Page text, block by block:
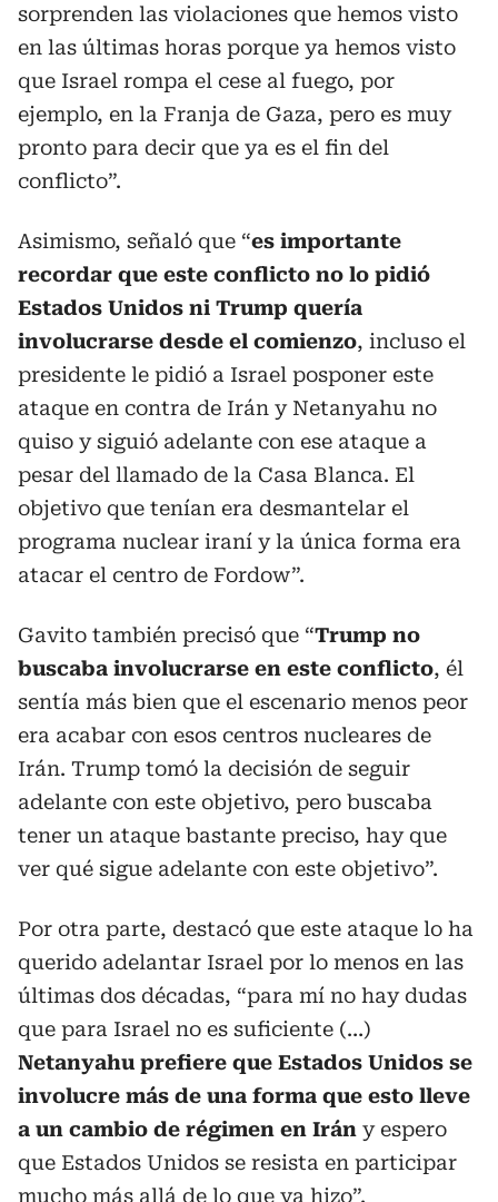
sorprenden las violaciones que hemos visto
en las últimas horas porque ya hemos visto
que Israel rompa el cese al fuego, por
ejemplo, en la Franja de Gaza, pero es muy
pronto para decir que ya es el fin del
conflicto”.
Asimismo, señaló que “es importante
recordar que este conflicto no lo pidió
Estados Unidos ni Trump quería
involucrarse desde el comienzo, incluso el
presidente le pidió a Israel posponer este
ataque en contra de Irán y Netanyahu no
quiso y siguió adelante con ese ataque a
pesar del llamado de la Casa Blanca. El
objetivo que tenían era desmantelar el
programa nuclear iraní y la única forma era
atacar el centro de Fordow”.
Gavito también precisó que “Trump no
buscaba involucrarse en este conflicto, él
sentía más bien que el escenario menos peor
era acabar con esos centros nucleares de
Irán. Trump tomó la decisión de seguir
adelante con este objetivo, pero buscaba
tener un ataque bastante preciso, hay que
ver qué sigue adelante con este objetivo”.
Por otra parte, destacó que este ataque lo ha
querido adelantar Israel por lo menos en las
últimas dos décadas, “para mí no hay dudas
que para Israel no es suficiente (…)
Netanyahu prefiere que Estados Unidos se
involucre más de una forma que esto lleve
a un cambio de régimen en Irán y espero
que Estados Unidos se resista en participar
mucho más allá de lo que ya hizo”.